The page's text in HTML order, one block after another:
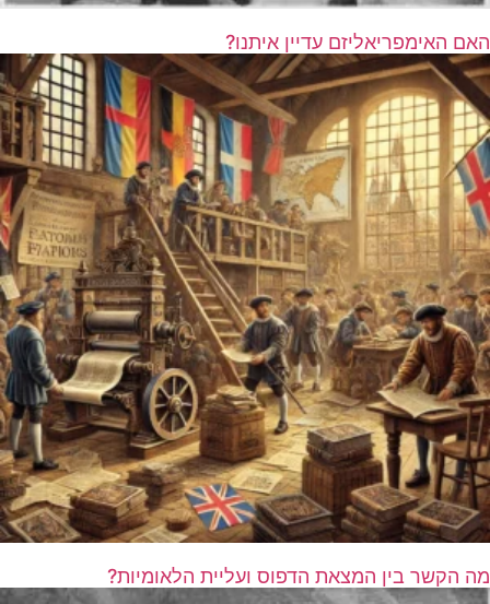
האם האימפריאליזם עדיין איתנו?
מה הקשר בין המצאת הדפוס ועליית הלאומיות?